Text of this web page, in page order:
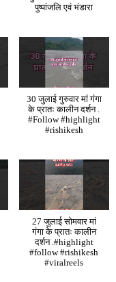
पुष्पांजलि एवं भंडारा
30 जुलाई गुरुवार मां गंगा
के प्रातः कालीन दर्शन .
#Follow #highlight
#rishikesh
27 जुलाई सोमवार मां
गंगा के प्रातः कालीन
दर्शन .#highlight
#follow #rishikesh
#viralreels